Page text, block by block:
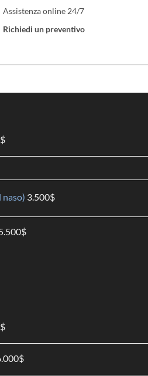
Assistenza online 24/7
Richiedi un preventivo
$
naso) 3.500$
$
$
$